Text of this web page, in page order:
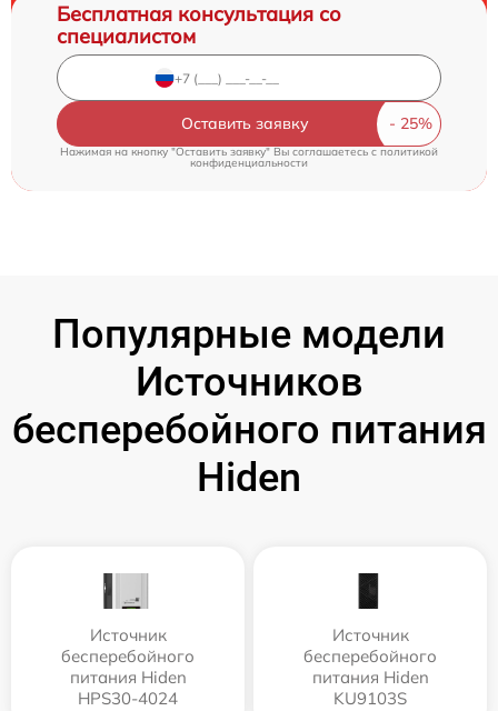
Бесплатная консультация со
специалистом
Оставить заявку
Нажимая на кнопку "Оставить заявку" Вы соглашаетесь c политикой
конфиденциальности
Популярные модели
Источников
бесперебойного питания
Hiden
Источник
бесперебойного
питания Hiden
HPS30-4024
Источник
бесперебойного
питания Hiden
KU9103S